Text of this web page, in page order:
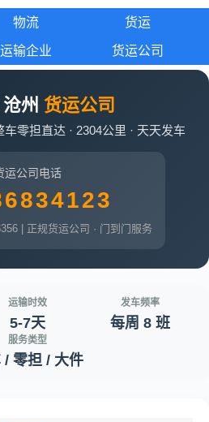
物流 货运
运输企业 货运公司
州 货运公司
零担直达 · 2304公里 · 天天发车
运公司电话
| 正规货运公司 · 门到门服务
运输时效
5-7天
发车频率
每周 8 班
服务类型
/ 零担 / 大件